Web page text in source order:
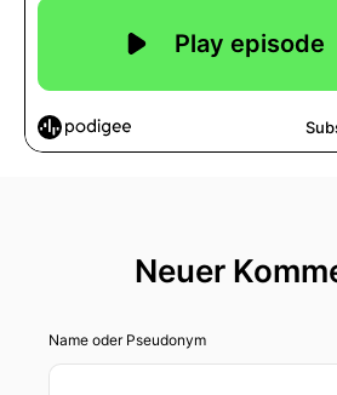
Neuer
Name oder Pseudonym